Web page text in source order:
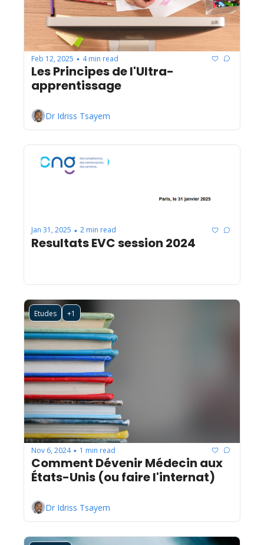
Feb 12, 2025 • 4 min read
Les Principes de l'Ultra-
apprentissage
Dr Idriss Tsayem
Jan 31, 2025 • 2 min read
Resultats EVC session 2024
Etudes +1
Nov 6, 2024 • 1 min read
Comment Dévenir Médecin aux
États-Unis (ou faire l'internat)
Dr Idriss Tsayem